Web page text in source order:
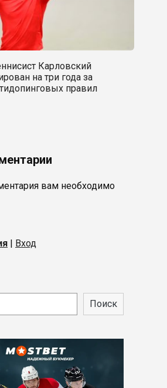
Карловский
на три года за
правил
вам необходимо
| Вход
Поиск